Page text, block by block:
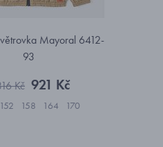
Mayoral 6412-
93
Kč 921 Kč
152 158 164 170